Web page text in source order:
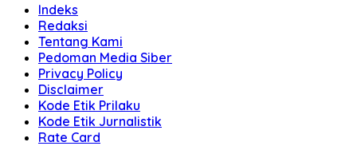
Indeks
Redaksi
Tentang Kami
Pedoman Media Siber
Privacy Policy
Disclaimer
Kode Etik Prilaku
Kode Etik Jurnalistik
Rate Card